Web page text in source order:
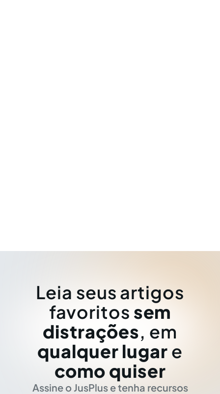
Leia seus artigos
favoritos sem
distrações, em
qualquer lugar e
como quiser
Assine o JusPlus e tenha recursos